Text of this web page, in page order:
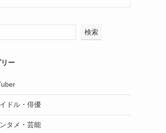
検索
ー
ドル・俳優
タメ・芸能